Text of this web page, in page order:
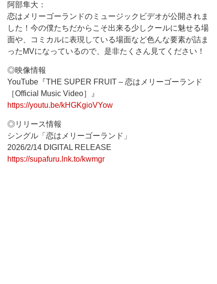
阿部隼大：
恋はメリーゴーランドのミュージックビデオが公開されま
した！今の僕たちだからこそ出来る少しクールに魅せる場
面や、コミカルに表現している場面など色んな要素が詰ま
ったMVになっているので、是非たくさん見てください！
◎映像情報
YouTube『THE SUPER FRUIT – 恋はメリーゴーランド
［Official Music Video］』
https://youtu.be/kHGKgioVYow
◎リリース情報
シングル「恋はメリーゴーランド」
2026/2/14 DIGITAL RELEASE
https://supafuru.lnk.to/kwmgr